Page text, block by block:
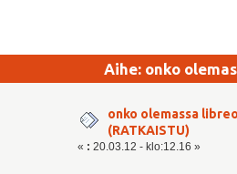
Aihe: onko
onko olemassa
(RATKAISTU)
« : 20.03.12 - klo:12.16 »